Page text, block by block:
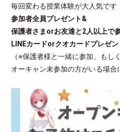
毎回変わる授業体験が大人気です
参加者全員プレゼント&
保護者さまorお友達と2人以上で
LINEカードorクオカードプレゼン
（※保護者様と一緒に参加、もし
オーキャン未参加の方がいる場合